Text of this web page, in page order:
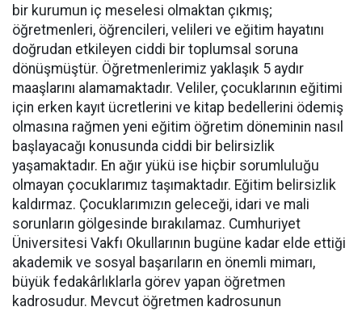
bir kurumun iç meselesi olmaktan çıkmış;
öğretmenleri, öğrencileri, velileri ve eğitim hayatını
doğrudan etkileyen ciddi bir toplumsal soruna
dönüşmüştür. Öğretmenlerimiz yaklaşık 5 aydır
maaşlarını alamamaktadır. Veliler, çocuklarının eğitimi
için erken kayıt ücretlerini ve kitap bedellerini ödemiş
olmasına rağmen yeni eğitim öğretim döneminin nasıl
başlayacağı konusunda ciddi bir belirsizlik
yaşamaktadır. En ağır yükü ise hiçbir sorumluluğu
olmayan çocuklarımız taşımaktadır. Eğitim belirsizlik
kaldırmaz. Çocuklarımızın geleceği, idari ve mali
sorunların gölgesinde bırakılamaz. Cumhuriyet
Üniversitesi Vakfı Okullarının bugüne kadar elde ettiği
akademik ve sosyal başarıların en önemli mimarı,
büyük fedakârlıklarla görev yapan öğretmen
kadrosudur. Mevcut öğretmen kadrosunun